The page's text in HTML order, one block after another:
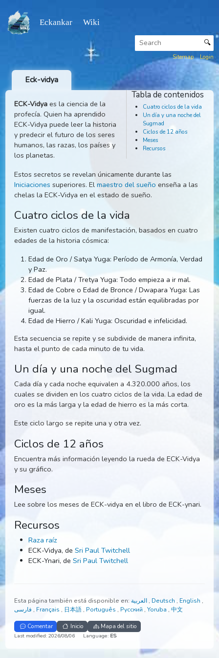
Eckankar Wiki
Sitemap
Tabla
ECK-Vidyaes la ciencia de la
profecía. Quien ha aprendido
ECK-Vidya puede leer la historia
y predecir el futuro de los seres
humanos, las razas, los países y
los planetas.
Estos secretos se revelan únicamente durante las
enseña a
chelas la ECK-Vidya en el estado de sueño.
Cuatro ciclos de la vida
Existen cuatro ciclos de manifestación, basados en
edades de la historia cósmica:
Edad de Oro / Satya Yuga: Período de Armonía,
y Paz.
Edad de Plata / Tretya Yuga: Todo empieza a ir mal.
Edad de Cobre o Edad de Bronce / Dwapara Yuga:
fuerzas de la luz y la oscuridad están equilibradas
igual.
Esta secuencia se repite y se subdivide de manera infinita,
hasta el punto de cada minuto de tu vida.
Un día y una noche del Sugmad
Cada día y cada noche equivalen a 4.320.000 años, los
cuales se dividen en los cuatro ciclos de la vida. La edad
oro es la más larga y la edad de hierro es la más corta.
Este ciclo largo se repite una y otra vez.
Ciclos de 12 años
Encuentra más información leyendo la rueda de ECK-
y su gráfico.
Meses
Lee sobre los meses de ECK-vidya en el libro de ECK-
Raza raíz
ECK-Vidya, deSri Paul Twitchell
ECK-Ynari, deSri Paul Twitchell